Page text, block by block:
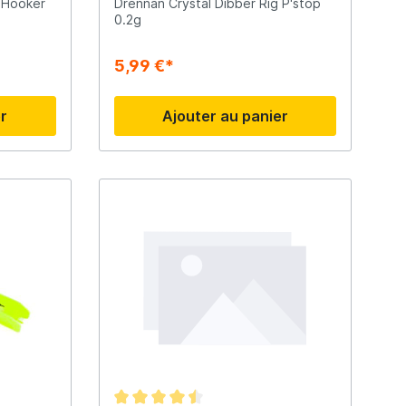
Midnight Moon
Mold Craft
Drennan Crystal Dibber Rig P'stop
0.2g
5,99 €*
Ajouter au panier